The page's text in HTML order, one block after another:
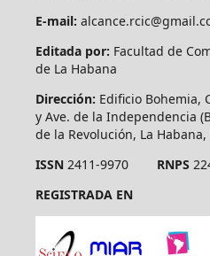
E-mail:
Editada por: Facultad de
de La Habana
Dirección: Edificio Bohemia,
y Ave. de la Independencia
de la Revolución, La Habana,
ISSN2411-9970 RNPS
REGISTRADA EN